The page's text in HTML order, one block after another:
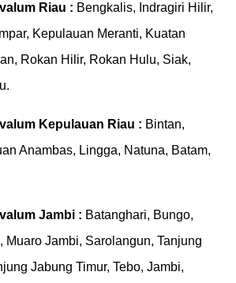
Riau : Bengkalis, Indragiri Hilir,
Kepulauan Meranti, Kuatan
Rokan Hilir, Rokan Hulu, Siak,
Kepulauan Riau : Bintan,
Anambas, Lingga, Natuna, Batam,
Jambi : Batanghari, Bungo,
Muaro Jambi, Sarolangun, Tanjung
Jabung Timur, Tebo, Jambi,